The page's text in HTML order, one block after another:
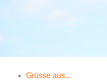
Grüsse aus...